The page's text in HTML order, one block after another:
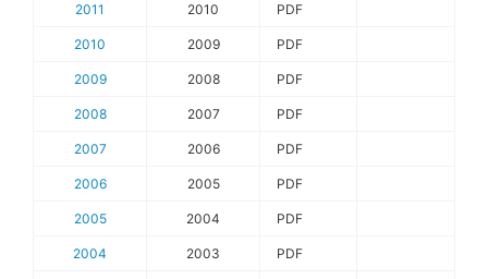
2011 2010 PDF
2010 2009 PDF
2009 2008 PDF
2008 2007 PDF
2007 2006 PDF
2006 2005 PDF
2005 2004 PDF
2004 2003 PDF